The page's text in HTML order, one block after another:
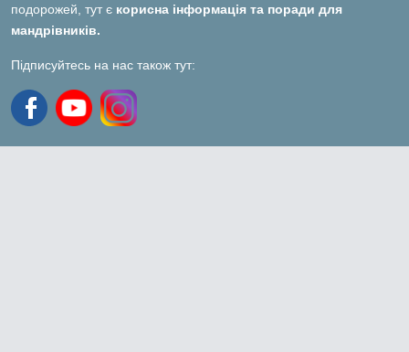
подорожей, тут є корисна інформація та поради для
мандрівників.
Підписуйтесь на нас також тут: